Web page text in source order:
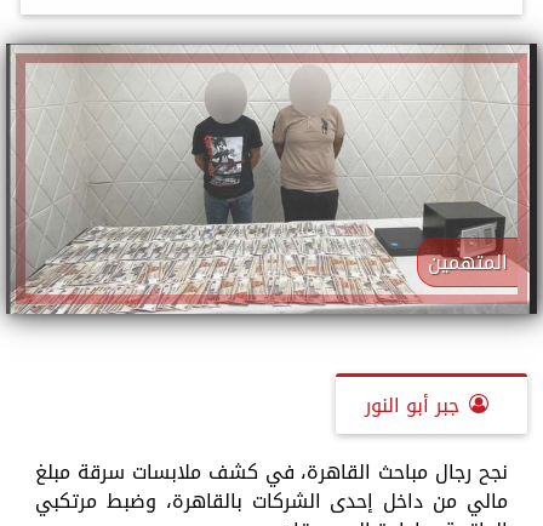
المتهمين
جبر أبو النور
نجح رجال مباحث القاهرة، في كشف ملابسات سرقة مبلغ
مالي من داخل إحدى الشركات بالقاهرة، وضبط مرتكبي